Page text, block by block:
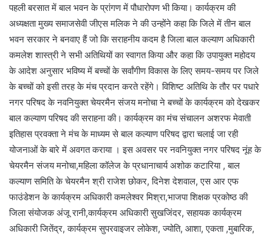
पहली बरसात में बाल भवन के प्रांगण में पौधारोपण भी किया। कार्यक्रम की
अध्यक्षता मुख्य समाजसेवी जीएस मलिक ने की उन्होंने कहा कि जिले में तीन बाल
भवन सरकार ने बनवाए हैं जो कि सराहनीय कदम है जिला बाल कल्याण अधिकारी
कमलेश शास्त्री ने सभी अतिथियों का स्वागत किया और कहा कि उपायुक्त महोदय
के आदेश अनुसार भविष्य में बच्चों के सर्वांगीण विकास के लिए समय-समय पर जिले
के बच्चों को इसी तरह के मंच प्रदान करते रहेंगे। विशिष्ट अतिथि के तौर पर पधारे
नगर परिषद के नवनियुक्त चेयरमैन संजय मनोचा ने बच्चों के कार्यक्रम को देखकर
बाल कल्याण परिषद की सराहना की। कार्यक्रम का मंच संचालन अशरफ मेवाती
इतिहास प्रवक्ता ने मंच के माध्यम से बाल कल्याण परिषद द्वारा चलाई जा रही
योजनाओं के बारे में अवगत कराया । इस अवसर पर नवनियुक्त नगर परिषद नूंह के
चेयरमैन संजय मनोचा,महिला कॉलेज के प्रधानाचार्य अशोक कटारिया , बाल
कल्याण समिति के चेयरमैन श्री राजेश छोकर, दिनेश देशवाल, एस आर एफ
फाउंडेशन के कार्यक्रम अधिकारी कमलेश्वर मिश्रा,भाजपा शिक्षक प्रकोष्ठ की
जिला संयोजक अंजू रानी,कार्यक्रम अधिकारी सुखजिंदर, सहायक कार्यक्रम
अधिकारी जितेंद्र, कार्यक्रम सुपरवाइजर लोकेश, ज्योति, आशा, एकता ,मुबारिक,